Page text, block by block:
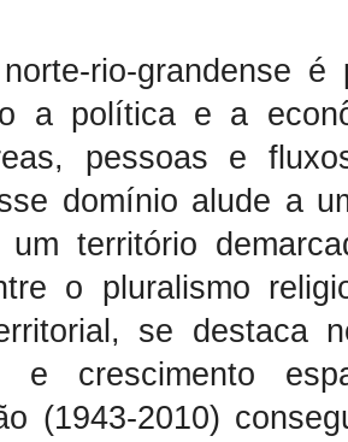
rio-grandense
a política e a
pessoas e
domínio alude a
território
o pluralismo
se destaca
e crescimento
(1943-2010)